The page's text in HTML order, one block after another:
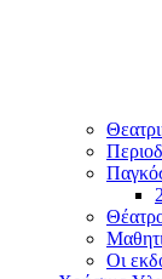
Οι